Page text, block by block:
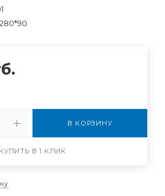
В КОРЗИНУ
КУПИТЬ В 1 КЛИК